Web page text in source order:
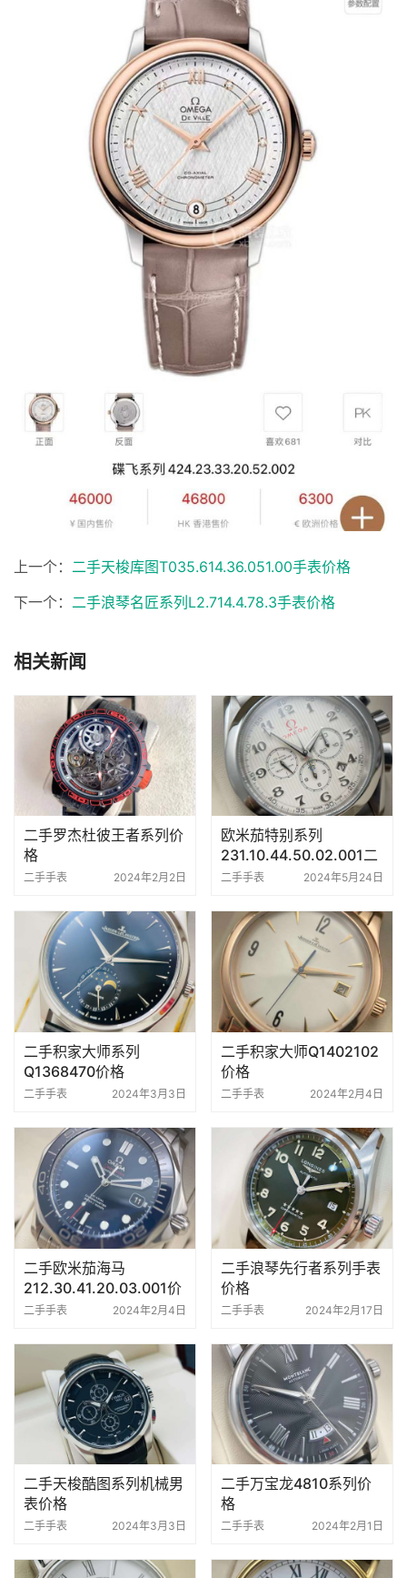
上一个： 二手天梭库图T035.614.36.051.00手表价格
下一个： 二手浪琴名匠系列L2.714.4.78.3手表价格
相关新闻
二手罗杰杜彼王者系列价
格
二手手表 2024年2月2日
欧米茄特别系列
231.10.44.50.02.001二
手表价格
二手手表 2024年5月24日
二手积家大师系列
Q1368470价格
二手手表 2024年3月3日
二手积家大师Q1402102
价格
二手手表 2024年2月4日
二手欧米茄海马
212.30.41.20.03.001价
格
二手手表 2024年2月4日
二手浪琴先行者系列手表
价格
二手手表 2024年2月17日
二手天梭酷图系列机械男
表价格
二手手表 2024年3月3日
二手万宝龙4810系列价
格
二手手表 2024年2月1日